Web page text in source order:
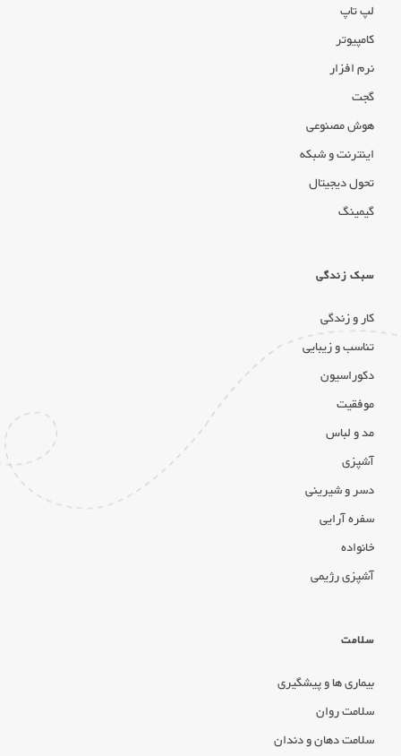
لپ تاپ
کامپیوتر
نرم افزار
گجت
هوش مصنوعی
اینترنت و شبکه
تحول دیجیتال
گیمینگ
سبک زندگی
کار و زندگی
تناسب و زیبایی
دکوراسیون
موفقیت
مد و لباس
آشپزی
دسر و شیرینی
سفره آرایی
خانواده
آشپزی رژیمی
سلامت
بیماری ها و پیشگیری
سلامت روان
سلامت دهان و دندان